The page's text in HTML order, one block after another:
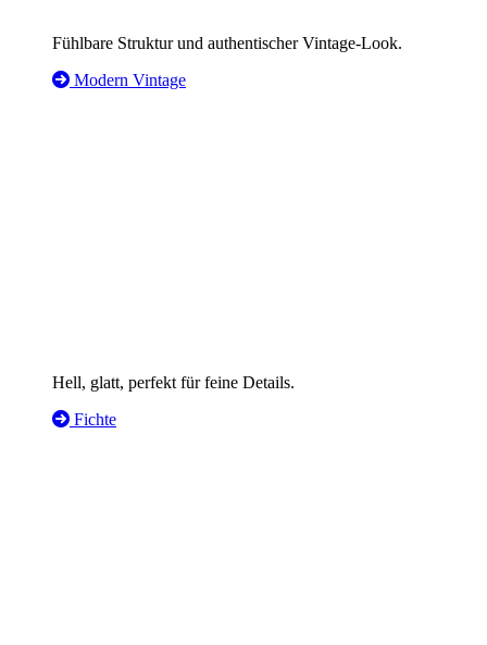
Fühlbare Struktur und authentischer Vintage-Look.
Modern Vintage
Hell, glatt, perfekt für feine Details.
Fichte